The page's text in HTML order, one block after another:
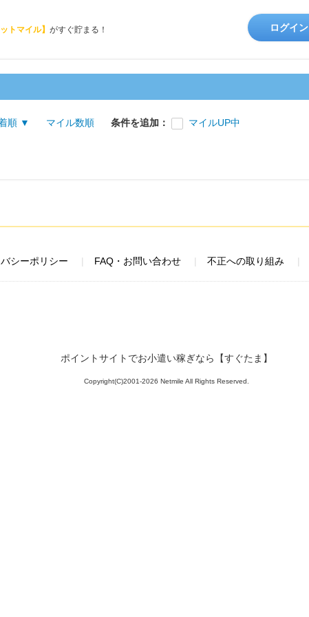
ットマイル】 がすぐ貯まる！ ログイン
順 ▼ マイル数順 条件を追加： マイルUP中
シーポリシー FAQ・お問い合わせ 不正への取り組み
ポイントサイトでお小遣い稼ぎなら【すぐたま】
Copyright(C)2001-2026 Netmile All Rights Reserved.